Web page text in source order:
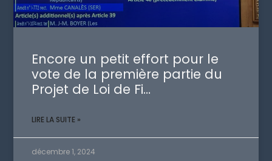
Encore un petit effort pour le
vote de la première partie du
Projet de Loi de Fi…
LIRE LA SUITE »
décembre 1, 2024